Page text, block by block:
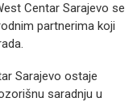
Centar Sarajevo se
partnerima koji
Sarajevo ostaje
saradnju u